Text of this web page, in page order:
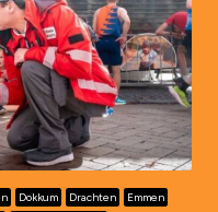
Dokkum Drachten
Emmen